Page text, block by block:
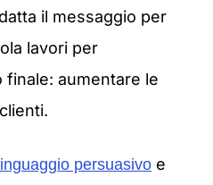
il messaggio per
lavori per
finale: aumentare le
persuasivo e